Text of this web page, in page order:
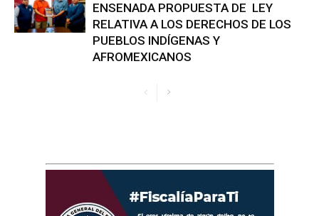
ENSENADA PROPUESTA DE LEY
RELATIVA A LOS DERECHOS DE LOS
PUEBLOS INDÍGENAS Y
AFROMEXICANOS